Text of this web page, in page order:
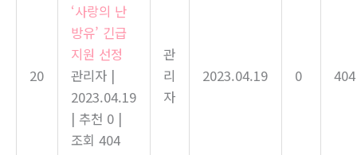
20
‘사랑의 난
방유’ 긴급
지원 선정
관리자 |
2023.04.19
| 추천 0 |
조회 404
관
리
자
2023.04.19 0 404